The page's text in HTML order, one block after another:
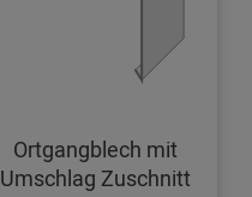
Ortgangblech mit
Umschlag Zuschnitt